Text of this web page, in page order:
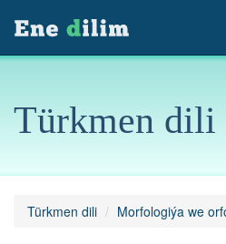
Türkmen dili
Türkmen dili Morfologiýa we